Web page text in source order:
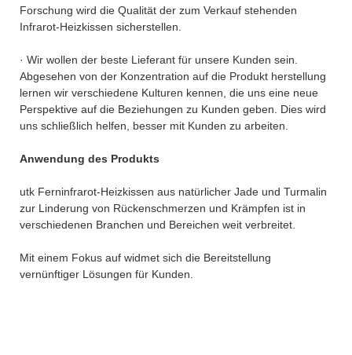
Forschung wird die Qualität der zum Verkauf stehenden
Infrarot-Heizkissen sicherstellen.
· Wir wollen der beste Lieferant für unsere Kunden sein.
Abgesehen von der Konzentration auf die Produkt herstellung
lernen wir verschiedene Kulturen kennen, die uns eine neue
Perspektive auf die Beziehungen zu Kunden geben. Dies wird
uns schließlich helfen, besser mit Kunden zu arbeiten.
Anwendung des Produkts
utk Ferninfrarot-Heizkissen aus natürlicher Jade und Turmalin
zur Linderung von Rückenschmerzen und Krämpfen ist in
verschiedenen Branchen und Bereichen weit verbreitet.
Mit einem Fokus auf widmet sich die Bereitstellung
vernünftiger Lösungen für Kunden.